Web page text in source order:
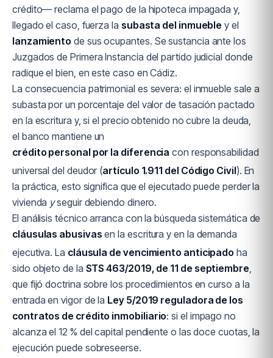
crédito— reclama el pago de la hipoteca impagada y,
llegado el caso, fuerza la subasta del inmueble y el
lanzamiento de sus ocupantes. Se sustancia ante los
Juzgados de Primera Instancia del partido judicial donde
radique el bien, en este caso en Cádiz.
La consecuencia patrimonial es severa: el inmueble sale a
subasta por un porcentaje del valor de tasación pactado
en la escritura y, si el precio obtenido no cubre la deuda,
el banco mantiene un
crédito personal por la diferencia con responsabilidad
universal del deudor (artículo 1.911 del Código Civil). En
la práctica, esto significa que el ejecutado puede perder la
vivienda yseguir debiendo dinero.
El análisis técnico arranca con la búsqueda sistemática de
cláusulas abusivas en la escritura y en la demanda
ejecutiva. La cláusula de vencimiento anticipado ha
sido objeto de la STS 463/2019, de 11 de septiembre,
que fijó doctrina sobre los procedimientos en curso a la
entrada en vigor de la Ley 5/2019 reguladora de los
contratos de crédito inmobiliario: si el impago no
alcanza el 12 % del capital pendiente o las doce cuotas, la
ejecución puede sobreseerse.